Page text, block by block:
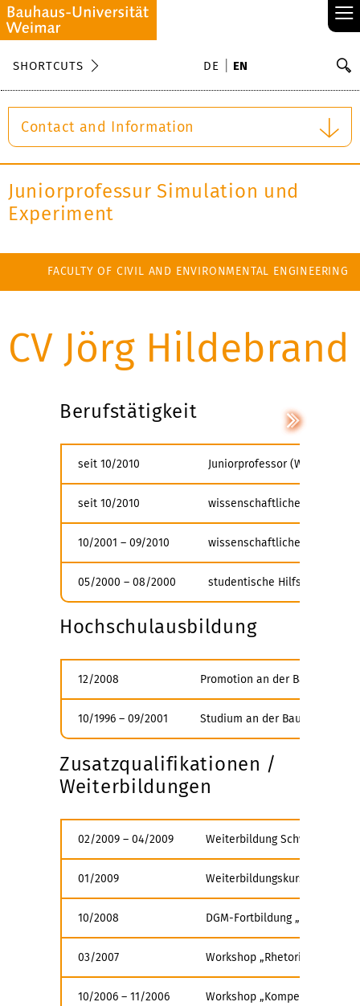
≡
SHORTCUTS DE EN
Contact and Information
Juniorprofessur Simulation und
Experiment
FACULTY OF CIVIL AND ENVIRONMENTAL ENGINEERING
CV Jörg Hildebrand
Berufstätigkeit
seit 10/2010 Juniorprofessor (W1)
seit 10/2010 wissenschaftlicher Leiter der
10/2001 – 09/2010 wissenschaftlicher
05/2000 – 08/2000 studentische Hilfskraft im
Hochschulausbildung
12/2008 Promotion an der Bauhaus-
10/1996 – 09/2001 Studium an der Bauhaus-
Zusatzqualifikationen /
Weiterbildungen
02/2009 – 04/2009 Weiterbildung
01/2009 Weiterbildungskurs
10/2008 DGM-Fortbildung „Gefüge
03/2007 Workshop „Rhetorik für
10/2006 – 11/2006 Workshop